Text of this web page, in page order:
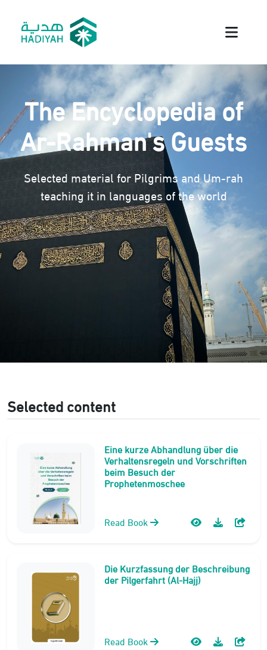
The Encyclopedia of
Ar-Rahman's Guests
Selected material for Pilgrims and Um-rah
teaching it in languages of the world
Selected content
Eine kurze Abhandlung über die
Verhaltensregeln und Vorschriften
beim Besuch der
Prophetenmoschee
Read Book
Die Kurzfassung der Beschreibung
der Pilgerfahrt (Al-Hajj)
Read Book